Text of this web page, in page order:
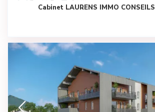
Cabinet LAURENS IMMO CONSEILS